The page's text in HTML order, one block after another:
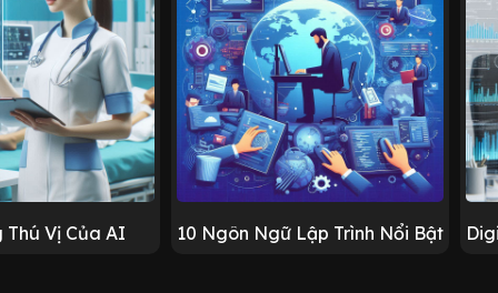
Thú Vị Của AI 10 Ngôn Ngữ Lập Trình Nổi Bật